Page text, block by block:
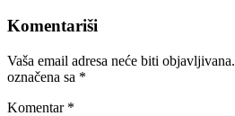
Komentariši
Vaša email adresa neće biti objavljivana.
označena sa *
Komentar *